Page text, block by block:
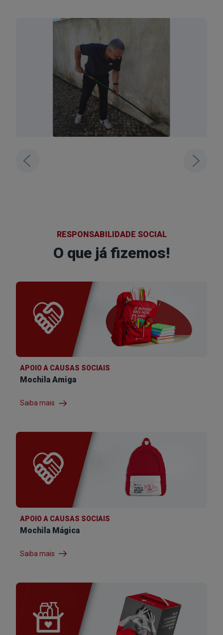
RESPONSABILIDADE SOCIAL
O que já fizemos!
APOIO A CAUSAS SOCIAIS
Mochila Amiga
Saiba mais
APOIO A CAUSAS SOCIAIS
Mochila Mágica
Saiba mais